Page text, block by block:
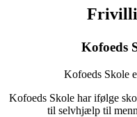
Kofoeds
Kofoeds Skole
Kofoeds Skole har ifølge
til selvhjælp til